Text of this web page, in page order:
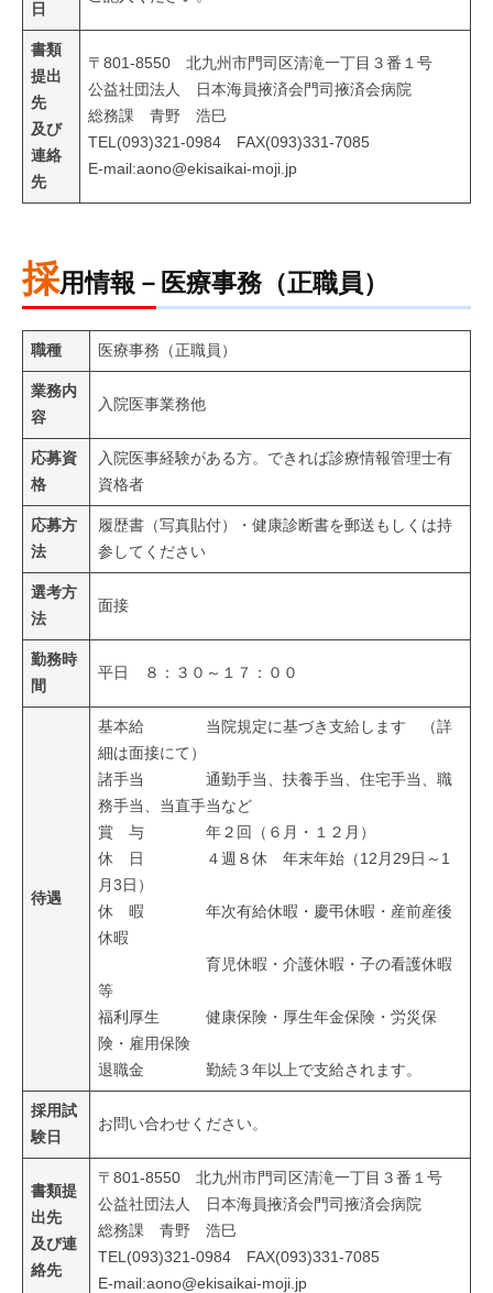
日
書類
提出
先
及び
連絡
先
〒801-8550 北九州市門司区清滝一丁目３番１号
公益社団法人 日本海員掖済会門司掖済会病院
総務課 青野 浩巳
TEL(093)321-0984 FAX(093)331-7085
E-mail:aono@ekisaikai-moji.jp
採用情報－医療事務（正職員）
職種 医療事務（正職員）
業務内
容
入院医事業務他
応募資
格
入院医事経験がある方。できれば診療情報管理士有
資格者
応募方
法
履歴書（写真貼付）・健康診断書を郵送もしくは持
参してください
選考方
法
面接
勤務時
間
平日 ８：３０～１７：００
待遇
基本給 当院規定に基づき支給します （詳
細は面接にて）
諸手当 通勤手当、扶養手当、住宅手当、職
務手当、当直手当など
賞 与 年２回（６月・１２月）
休 日 ４週８休 年末年始（12月29日～1
月3日）
休 暇 年次有給休暇・慶弔休暇・産前産後
休暇
育児休暇・介護休暇・子の看護休暇
等
福利厚生 健康保険・厚生年金保険・労災保
険・雇用保険
退職金 勤続３年以上で支給されます。
採用試
験日
お問い合わせください。
書類提
出先
及び連
絡先
〒801-8550 北九州市門司区清滝一丁目３番１号
公益社団法人 日本海員掖済会門司掖済会病院
総務課 青野 浩巳
TEL(093)321-0984 FAX(093)331-7085
E-mail:aono@ekisaikai-moji.jp